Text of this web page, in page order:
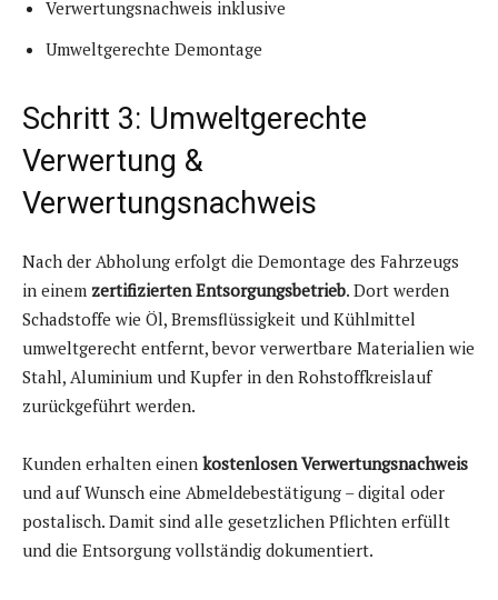
Verwertungsnachweis inklusive
Umweltgerechte Demontage
Schritt 3: Umweltgerechte
Verwertung &
Verwertungsnachweis
Nach der Abholung erfolgt die Demontage des Fahrzeugs
in einem zertifizierten Entsorgungsbetrieb. Dort werden
Schadstoffe wie Öl, Bremsflüssigkeit und Kühlmittel
umweltgerecht entfernt, bevor verwertbare Materialien wie
Stahl, Aluminium und Kupfer in den Rohstoffkreislauf
zurückgeführt werden.
Kunden erhalten einen kostenlosen Verwertungsnachweis
und auf Wunsch eine Abmeldebestätigung – digital oder
postalisch. Damit sind alle gesetzlichen Pflichten erfüllt
und die Entsorgung vollständig dokumentiert.